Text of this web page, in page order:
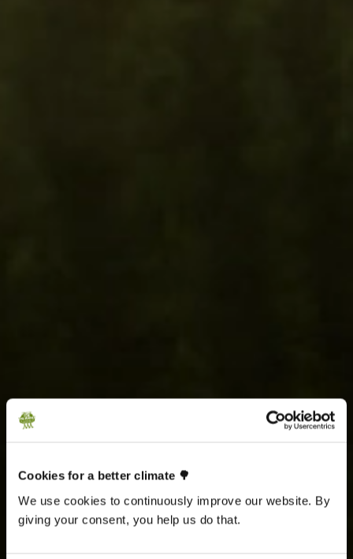
Cookies for a better climate 🌳
We use cookies to continuously improve our website. By
giving your consent, you help us do that.